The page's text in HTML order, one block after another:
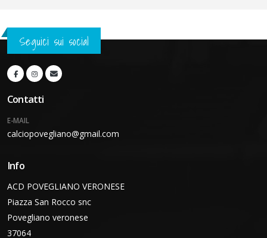
Seguici sui social
Contatti
E-MAIL
calciopovegliano@gmail.com
Info
ACD POVEGLIANO VERONESE
Piazza San Rocco snc
Povegliano veronese
37064